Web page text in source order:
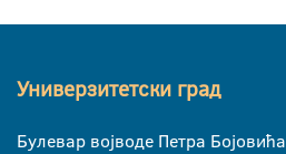
Универзитетски град
Булевар војводе Петра Бојовића